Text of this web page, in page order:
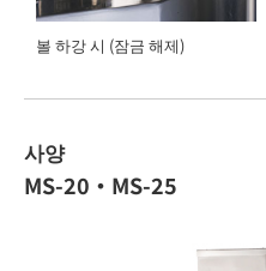
볼 하강 시 (잠금 해제)
사양
MS-20・MS-25